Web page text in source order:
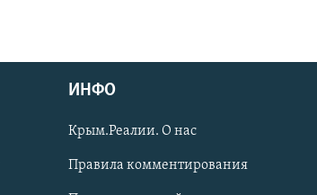
ИНФО
Крым.Реалии. О нас
Правила комментирования